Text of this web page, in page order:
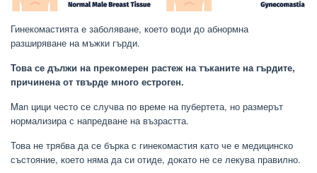
Гинекомастията е заболяване, което води до абнормна
разширяване на мъжки гърди.
Това се дължи на прекомерен растеж на тъканите на гърдите,
причинена от твърде много естроген.
Man цици често се случва по време на пубертета, но размерът
нормализира с напредване на възрастта.
Това не трябва да се бърка с гинекомастия като че е медицинско
състояние, което няма да си отиде, докато не се лекува правилно.